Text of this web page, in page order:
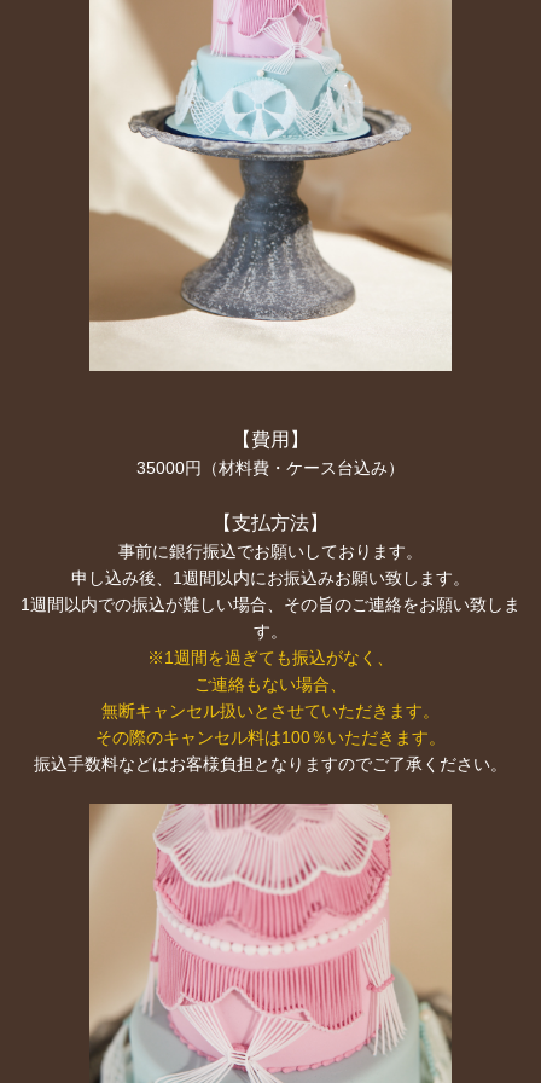
【費用】
35000円（材料費・ケース台込み）
【支払方法】
事前に銀行振込でお願いしております。
申し込み後、1週間以内にお振込みお願い致します。
1週間以内での振込が難しい場合、その旨のご連絡をお願い致しま
す。
※1週間を過ぎても振込がなく、
ご連絡もない場合、
無断キャンセル扱いとさせていただきます。
その際のキャンセル料は100％いただきます。
振込手数料などはお客様負担となりますのでご了承ください。